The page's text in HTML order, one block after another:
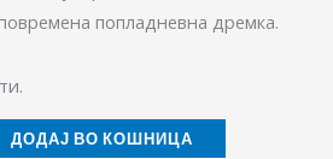
попладневна дремка.
ДОДАЈ ВО КОШНИЦА